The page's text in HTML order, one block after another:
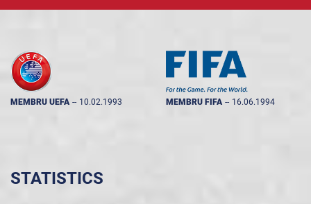
MEMBRU UEFA -- 10.02.1993 MEMBRU FIFA -- 16.06.1994
STATISTICS